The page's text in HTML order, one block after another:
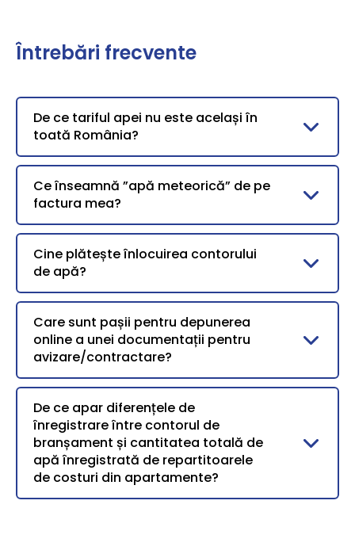
Întrebări frecvente
De ce tariful apei nu este același în
toată România?
Ce înseamnă ”apă meteorică” de pe
factura mea?
Cine plătește înlocuirea contorului
de apă?
Care sunt pașii pentru depunerea
online a unei documentații pentru
avizare/contractare?
De ce apar diferențele de
înregistrare între contorul de
branșament și cantitatea totală de
apă înregistrată de repartitoarele
de costuri din apartamente?